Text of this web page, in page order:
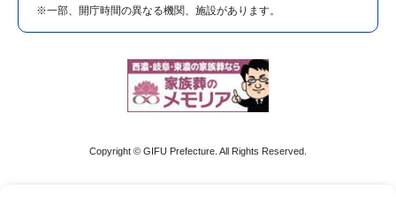
※一部、開庁時間の異なる機関、施設があります。
Copyright © GIFU Prefecture. All Rights Reserved.